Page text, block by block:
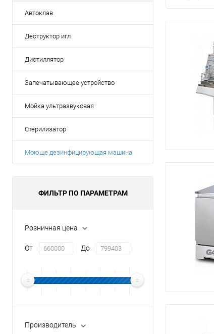
Автоклав
Деструктор игл
Дистиллятор
Запечатывающее устройство
Мойка ультразвуковая
Стерилизатор
Моюще дезинфицирующая машина
ФИЛЬТР ПО ПАРАМЕТРАМ
Розничная цена
От До
Производитель